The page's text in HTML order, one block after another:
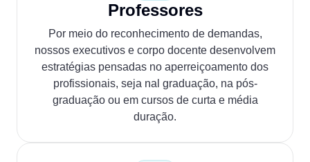
Professores
Por meio do reconhecimento de demandas,
nossos executivos e corpo docente desenvolvem
estratégias pensadas no aperreiçoamento dos
profissionais, seja nal graduação, na pós-
graduação ou em cursos de curta e média
duração.